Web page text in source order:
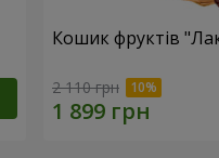
Кошик фруктів
2 110 грн